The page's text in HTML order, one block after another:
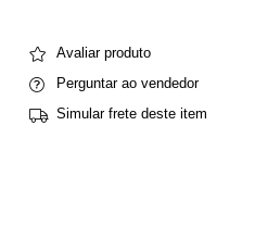
Avaliar produto
Perguntar ao vendedor
Simular frete deste item